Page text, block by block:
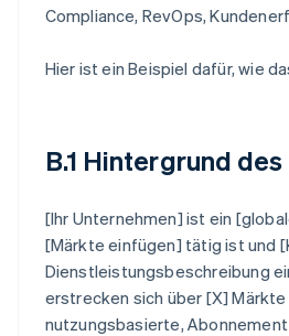
Compliance, RevOps,
Hier ist ein Beispiel dafür, wie
B.1 Hintergrund
[Ihr Unternehmen] ist ein
[Märkte einfügen] tätig ist und
Dienstleistungsbeschreibung
erstrecken sich über [X]
nutzungsbasierte,